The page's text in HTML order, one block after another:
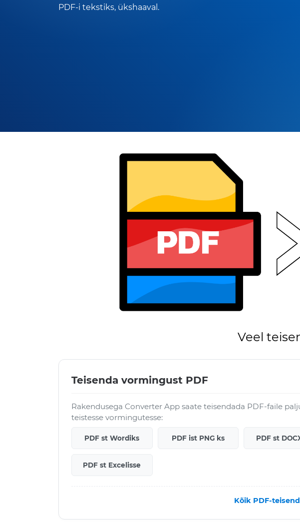
PDF-i tekstiks, ükshaaval.
Veel
Teisenda vormingust PDF
Rakendusega Converter App saate teisendada PDF-faile
teistesse vormingutesse:
PDF st Wordiks PDF ist PNG ks PDF st
PDF st Excelisse
Kõik PDF-